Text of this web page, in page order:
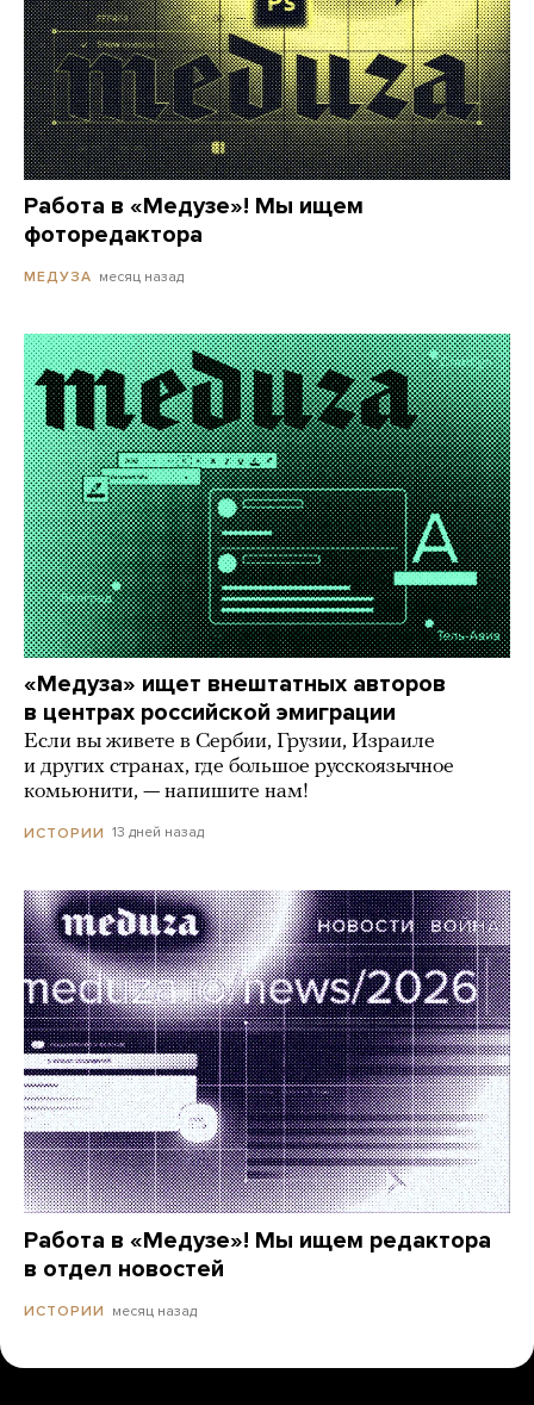
Работа в «Медузе»! Мы ищем
фоторедактора
МЕДУЗА месяц назад
«Медуза» ищет внештатных авторов
в центрах российской эмиграции
Если вы живете в Сербии, Грузии, Израиле
и других странах, где большое русскоязычное
комьюнити, — напишите нам!
ИСТОРИИ 13 дней назад
Работа в «Медузе»! Мы ищем редактора
в отдел новостей
ИСТОРИИ месяц назад